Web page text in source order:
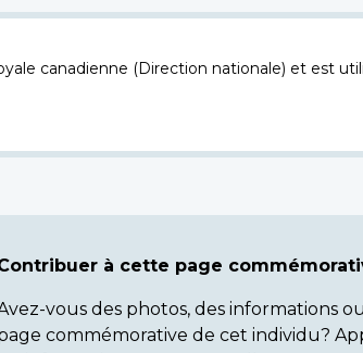
canadienne (Direction nationale) et est
à cette page
vous des photos, des informations
commémorative de cet individu?